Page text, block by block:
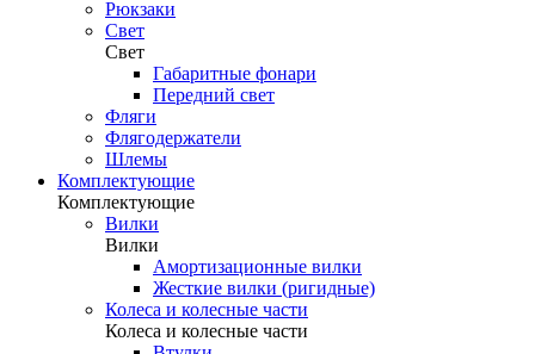
Рюкзаки
Свет
Свет
Габаритные фонари
Передний свет
Фляги
Флягодержатели
Шлемы
Комплектующие
Комплектующие
Вилки
Вилки
Амортизационные вилки
Жесткие вилки (ригидные)
Колеса и колесные части
Колеса и колесные части